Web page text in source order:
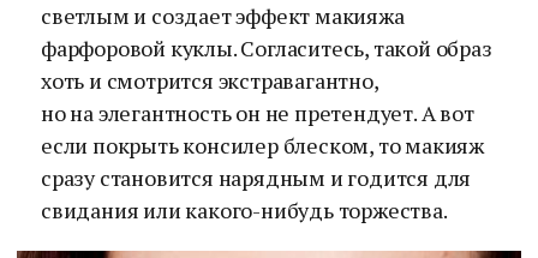
светлым и создает эффект макияжа
фарфоровой куклы. Согласитесь, такой образ
хоть и смотрится экстравагантно,
но на элегантность он не претендует. А вот
если покрыть консилер блеском, то макияж
сразу становится нарядным и годится для
свидания или какого-нибудь торжества.